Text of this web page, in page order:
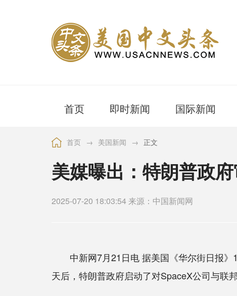
首页 即时新闻 国际新闻
首页 → 美国新闻 → 正文
美媒曝出：特朗普政
2025-07-20 18:03:54 来源：中国新闻网
中新网7月21日电 据美国《华尔街日报》
天后，特朗普政府启动了对SpaceX公司与联